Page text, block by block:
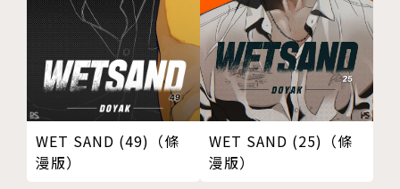
WET SAND (49)（條
漫版）
WET SAND (25)（條
漫版）